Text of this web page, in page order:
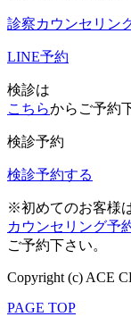
診察カウンセリン
LINE予約
検診は
こちらからご予約
検診予約
検診予約する
※初めてのお客様
カウンセリング予
ご予約下さい。
Copyright (c) ACE
PAGE TOP